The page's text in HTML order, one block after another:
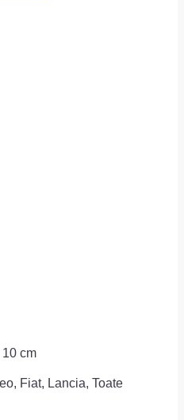
10 cm
Fiat, Lancia, Toate